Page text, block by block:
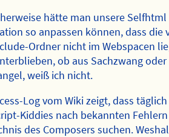
hätte man unsere
so anpassen können, dass die
Ordner nicht im Webspacen
ob aus Sachzwang oder
weiß ich nicht.
Log vom Wiki zeigt, dass
Kiddies nach bekannten
des Composers suchen.